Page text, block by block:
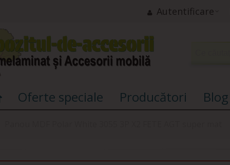
Autentificare
Oferte speciale Producători Blog